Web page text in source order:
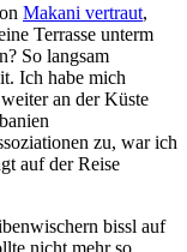
Makani vertraut,
Terrasse unterm
So langsam
Ich habe mich
an der Küste
zu, war ich
auf der Reise
bissl auf
nicht mehr so